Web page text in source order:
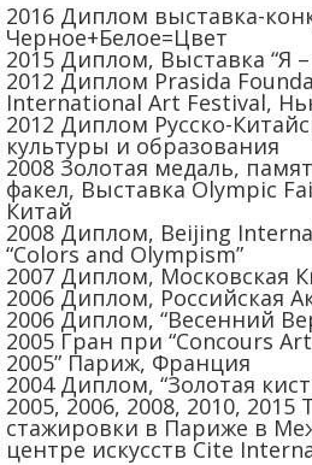
2016 Диплом выставка-
Черное+Белое=Цвет
2015 Диплом, Выставка “Я
2012 Диплом Prasida
International Art Festival,
2012 Диплом Русско-
культуры и образования
2008 Золотая медаль,
факел, Выставка Olympic
Китай
2008 Диплом, Beijing
“Colors and Olympism”
2007 Диплом, Московская
2006 Диплом, Российская
2006 Диплом, “Весенний
2005 Гран при “Concours
2005” Париж, Франция
2004 Диплом, “Золотая
2005, 2006, 2008, 2010, 2015
стажировки в Париже в
центре искусств Cite